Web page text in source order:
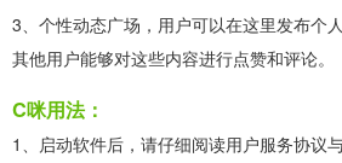
3、个性动态广场，用户可以在这里发布个
其他用户能够对这些内容进行点赞和评论。
C咪用法：
1、启动软件后，请仔细阅读用户服务协议